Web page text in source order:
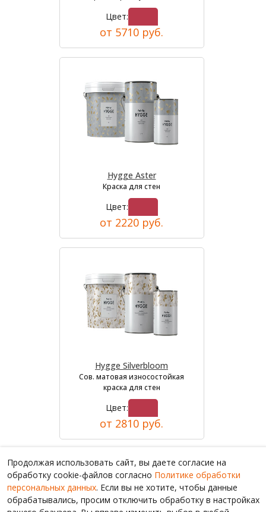
Цвет:
от 5710 руб.
Hygge Aster
Краска для стен
Цвет:
от 2220 руб.
Hygge Silverbloom
Сов. матовая износостойкая
краска для стен
Цвет:
от 2810 руб.
Продолжая использовать сайт, вы даете согласие на
обработку cookie-файлов согласно Политике обработки
персональных данных. Если вы не хотите, чтобы данные
обрабатывались, просим отключить обработку в настройках